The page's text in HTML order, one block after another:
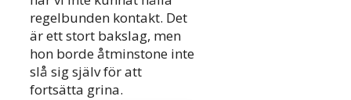
regelbunden kontakt. Det
är ett stort bakslag, men
hon borde åtminstone inte
slå sig själv för att
fortsätta grina.